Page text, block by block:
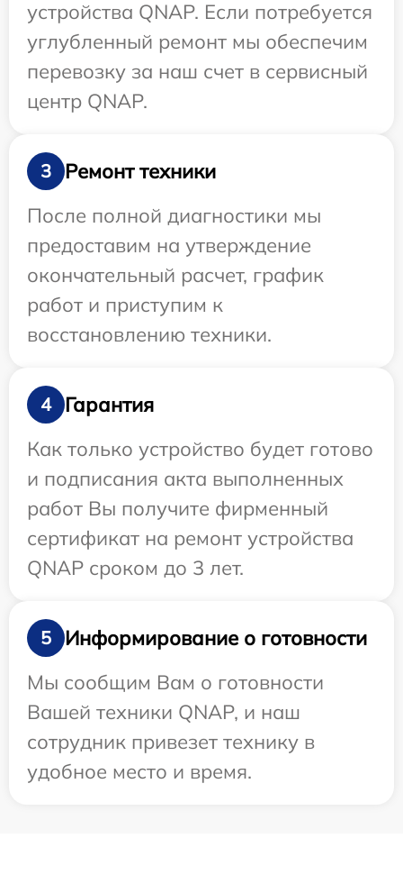
устройства QNAP. Если потребуется
углубленный ремонт мы обеспечим
перевозку за наш счет в сервисный
центр QNAP.
3
Ремонт техники
После полной диагностики мы
предоставим на утверждение
окончательный расчет, график
работ и приступим к
восстановлению техники.
4
Гарантия
Как только устройство будет готово
и подписания акта выполненных
работ Вы получите фирменный
сертификат на ремонт устройства
QNAP сроком до 3 лет.
5
Информирование о готовности
Мы сообщим Вам о готовности
Вашей техники QNAP, и наш
сотрудник привезет технику в
удобное место и время.